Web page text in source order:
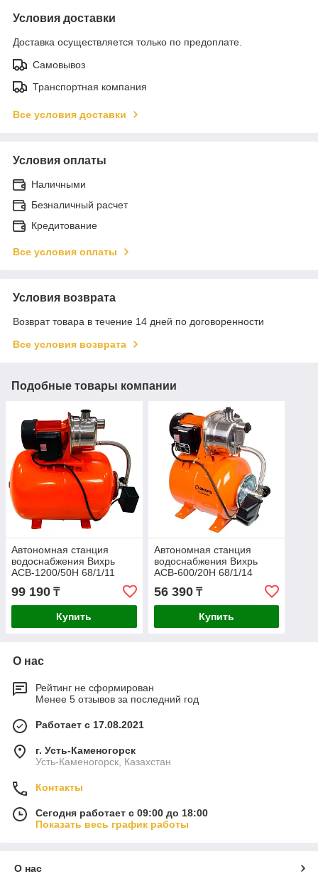
Условия доставки
Доставка осуществляется только по предоплате.
Самовывоз
Транспортная компания
Все условия доставки
Условия оплаты
Наличными
Безналичный расчет
Кредитование
Все условия оплаты
Условия возврата
Возврат товара в течение 14 дней по договоренности
Все условия возврата
Подобные товары компании
Автономная станция
водоснабжения Вихрь
АСВ-1200/50Н 68/1/11
99 190 ₸
Купить
Автономная станция
водоснабжения Вихрь
АСВ-600/20Н 68/1/14
56 390₸
Купить
О нас
Рейтинг не сформирован
Менее 5 отзывов за последний год
Работает с 17.08.2021
г. Усть-Каменогорск
Усть-Каменогорск, Казахстан
Контакты
Сегодня работает с 09:00 до 18:00
Показать весь график работы
О нас